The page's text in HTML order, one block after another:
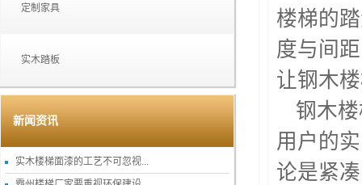
定制家具
实木踏板
新闻资讯
实木楼梯面漆的工艺不可忽视...
楼梯的
度与间
让钢木
钢木
用户的
论是紧